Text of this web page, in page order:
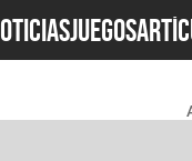
JUEGOS